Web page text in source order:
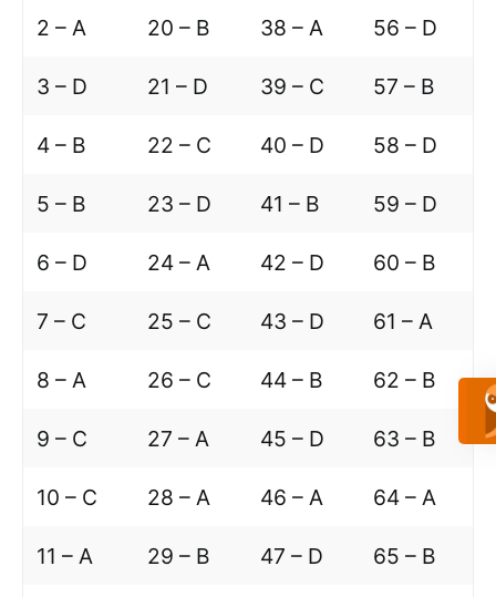
2 – A 20 – B 38 – A 56 – D
3 – D 21 – D 39 – C 57 – B
4 – B 22 – C 40 – D 58 – D
5 – B 23 – D 41 – B 59 – D
6 – D 24 – A 42 – D 60 – B
7 – C 25 – C 43 – D 61 – A
8 – A 26 – C 44 – B 62 – B
9 – C 27 – A 45 – D 63 – B
10 – C 28 – A 46 – A 64 – A
11 – A 29 – B 47 – D 65 – B